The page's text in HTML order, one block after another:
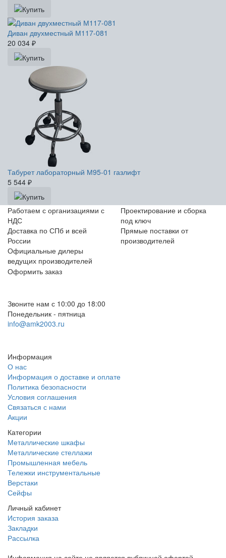
Диван двухместный М117-081
20 034 ₽
Табурет лабораторный М95-01 газлифт
5 544 ₽
Работаем с организациями с
НДС
Проектирование и сборка
под ключ
Доставка по СПб и всей
России
Прямые поставки от
производителей
Официальные дилеры
ведущих производителей
Оформить заказ
Звоните нам с 10:00 до 18:00
Понедельник - пятница
info@amk2003.ru
Информация
О нас
Информация о доставке и оплате
Политика безопасности
Условия соглашения
Связаться с нами
Акции
Категории
Металлические шкафы
Металлические стеллажи
Промышленная мебель
Тележки инструментальные
Верстаки
Сейфы
Личный кабинет
История заказа
Закладки
Рассылка